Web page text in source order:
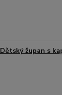
Dětský župan s